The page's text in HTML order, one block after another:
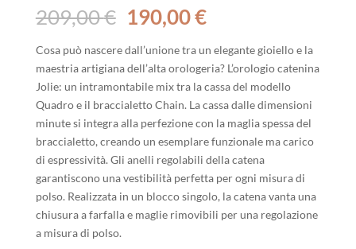
209,00€ Il
prezzo
originale
era:
209,00 €.
190,00€Il
attuale
è:
190,00 €.
Cosa può nascere dall’unione tra un elegante gioiello e la
maestria artigiana dell’alta orologeria? L’orologio catenina
Jolie: un intramontabile mix tra la cassa del modello
Quadro e il braccialetto Chain. La cassa dalle dimensioni
minute si integra alla perfezione con la maglia spessa del
braccialetto, creando un esemplare funzionale ma carico
di espressività. Gli anelli regolabili della catena
garantiscono una vestibilità perfetta per ogni misura di
polso. Realizzata in un blocco singolo, la catena vanta una
chiusura a farfalla e maglie rimovibili per una regolazione
a misura di polso.